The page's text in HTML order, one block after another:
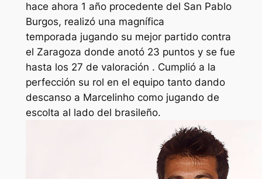
hace ahora 1 año procedente del San Pablo
Burgos, realizó una magnífica
temporada jugando su mejor partido contra
el Zaragoza donde anotó 23 puntos y se fue
hasta los 27 de valoración . Cumplió a la
perfección su rol en el equipo tanto dando
descanso a Marcelinho como jugando de
escolta al lado del brasileño.